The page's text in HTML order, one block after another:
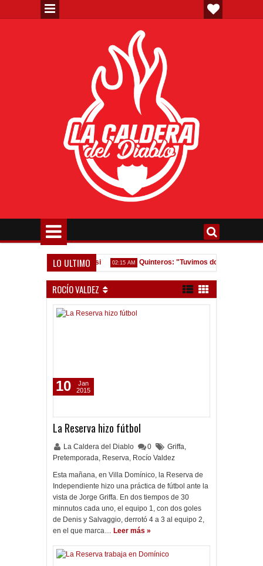
LO ULTIMO
Homenaje a Jorge Messi 02:15 AM
Quinteros: "Tuvimos dos errores, nos
ROCÍO VALDEZ
La Reserva hizo fútbol
La Caldera del Diablo 0 Griffa,
Pretemporada, Reserva, Rocío Valdez
Esta mañana, en Villa Domínico, la Reserva de
Independiente hizo una práctica de fútbol ante la
vista de Jorge Griffa. En dos tiempos de 30
minnutos cada uno, el equipo 1, con dos goles
de Denis y Salvaggio, derrotó 4 a 3 al equipo 2,
en el que marca… Leer más »
10
Jan
2015